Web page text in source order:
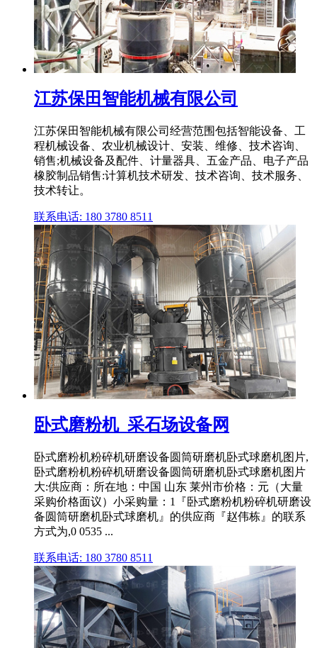
江苏保田智能机械有限公司
江苏保田智能机械有限公司经营范围包括智能设备、工
程机械设备、农业机械设计、安装、维修、技术咨询、
销售;机械设备及配件、计量器具、五金产品、电子产品
橡胶制品销售:计算机技术研发、技术咨询、技术服务、
技术转让。
联系电话: 180 3780 8511
卧式磨粉机_采石场设备网
卧式磨粉机粉碎机研磨设备圆筒研磨机卧式球磨机图片,
卧式磨粉机粉碎机研磨设备圆筒研磨机卧式球磨机图片
大:供应商：所在地：中国 山东 莱州市价格：元（大量
采购价格面议）小采购量：1『卧式磨粉机粉碎机研磨设
备圆筒研磨机卧式球磨机』的供应商『赵伟栋』的联系
方式为,0 0535 ...
联系电话: 180 3780 8511